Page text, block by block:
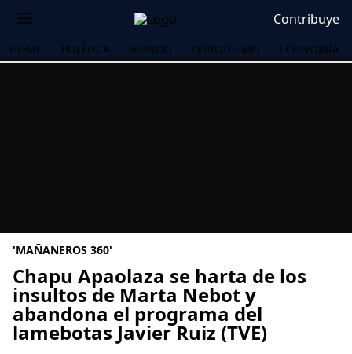
Contribuye
HOME POLÍTICA MUNDO PERIODISMO ECONOMÍA
'MAÑANEROS 360'
Chapu Apaolaza se harta de los
insultos de Marta Nebot y
abandona el programa del
lamebotas Javier Ruiz (TVE)